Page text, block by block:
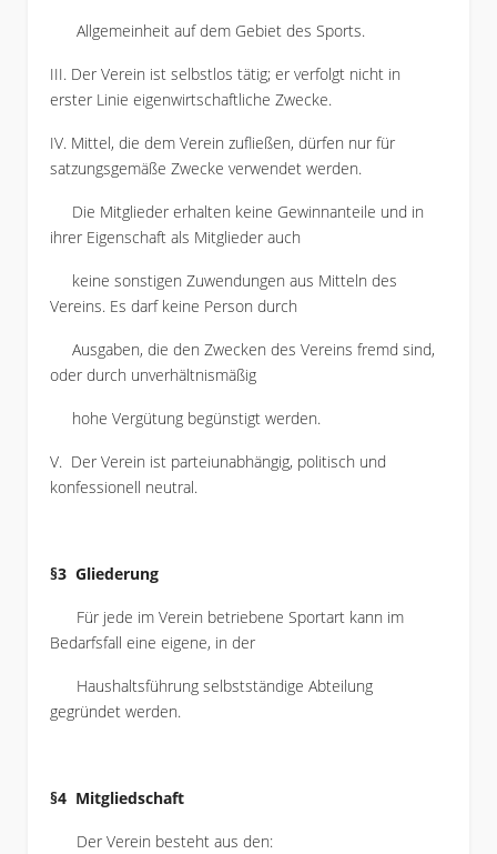
Allgemeinheit auf dem Gebiet des Sports.
III. Der Verein ist selbstlos tätig; er verfolgt nicht in
erster Linie eigenwirtschaftliche Zwecke.
IV. Mittel, die dem Verein zufließen, dürfen nur für
satzungsgemäße Zwecke verwendet werden.
Die Mitglieder erhalten keine Gewinnanteile und in
ihrer Eigenschaft als Mitglieder auch
keine sonstigen Zuwendungen aus Mitteln des
Vereins. Es darf keine Person durch
Ausgaben, die den Zwecken des Vereins fremd sind,
oder durch unverhältnismäßig
hohe Vergütung begünstigt werden.
V. Der Verein ist parteiunabhängig, politisch und
konfessionell neutral.
§3 Gliederung
Für jede im Verein betriebene Sportart kann im
Bedarfsfall eine eigene, in der
Haushaltsführung selbstständige Abteilung
gegründet werden.
§4 Mitgliedschaft
Der Verein besteht aus den: